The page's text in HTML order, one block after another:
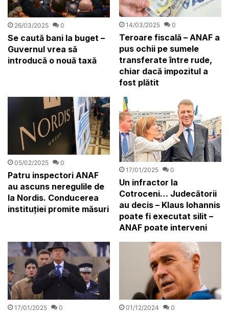
26/03/2025 0
Se caută bani la buget –
Guvernul vrea să
introducă o nouă taxă
14/03/2025 0
Teroare fiscală – ANAF a
pus ochii pe sumele
transferate între rude,
chiar dacă impozitul a
fost plătit
05/02/2025 0
Patru inspectori ANAF
au ascuns neregulile de
la Nordis. Conducerea
instituției promite măsuri
17/01/2025 0
Un infractor la
Cotroceni… Judecătorii
au decis – Klaus Iohannis
poate fi executat silit –
ANAF poate interveni
17/01/2025 0 01/12/2024 0